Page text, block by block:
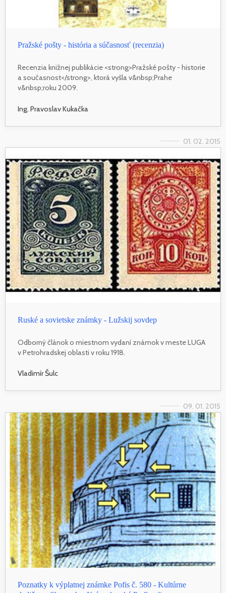
Pražské pošty - história a súčasnosť (recenzia)
Recenzia knižnej publikácie <strong>Pražské pošty - historie
a současnost</strong>, ktorá vyšla v&nbsp;Prahe
v&nbsp;roku 2009.
Ing. Pravoslav Kukačka
01. 02. 2015
Ruské a sovietske známky - Lužskij sovdep
Odborný článok o miestnom vydaní známok v meste LUGA
v Petrohradskej oblasti v roku 1918.
Vladimír Šulc
09. 01. 2015
Poznatky k výplatnej známke Pofis č. 580 - Kultúrne